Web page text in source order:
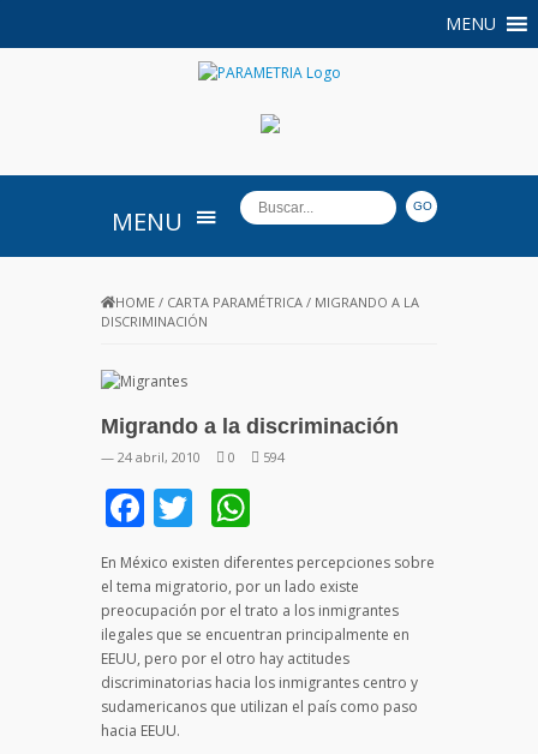
MENU
PARAMETRIA
MENU
HOME / CARTA PARAMÉTRICA / MIGRANDO A LA
DISCRIMINACIÓN
Migrando a la discriminación
— 24 abril, 2010 0 594
Facebook
Twitter
En México existen diferentes percepciones sobre
el tema migratorio, por un lado existe
preocupación por el trato a los inmigrantes
ilegales que se encuentran principalmente en
EEUU, pero por el otro hay actitudes
discriminatorias hacia los inmigrantes centro y
sudamericanos que utilizan el país como paso
hacia EEUU.